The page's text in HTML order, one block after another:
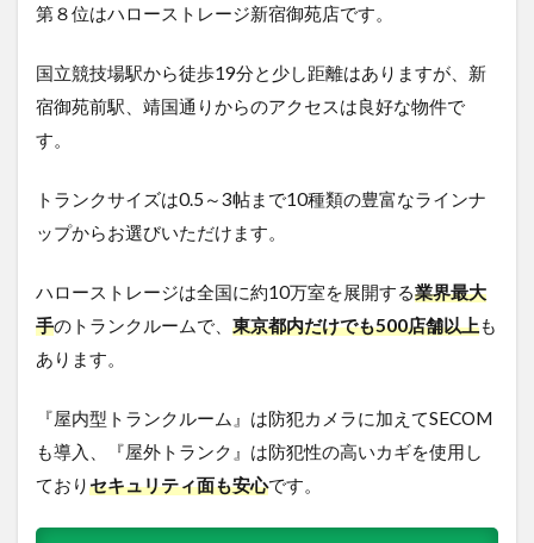
第８位はハローストレージ新宿御苑店です。
国立競技場駅から徒歩19分と少し距離はありますが、新
宿御苑前駅、靖国通りからのアクセスは良好な物件で
す。
トランクサイズは0.5～3帖まで10種類の豊富なラインナ
ップからお選びいただけます。
ハローストレージは全国に約10万室を展開する業界最大
手のトランクルームで、 東京都内だけでも500店舗以上も
あります。
『屋内型トランクルーム』は防犯カメラに加えてSECOM
も導入、『屋外トランク』は防犯性の高いカギを使用し
ておりセキュリティ面も安心です。